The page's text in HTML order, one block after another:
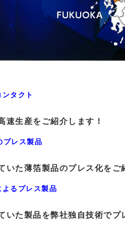
タクト
速生産をご紹介します！
プレス製品
いた薄箔製品のプレス化をご
るプレス製品
いた製品を弊社独自技術でプ